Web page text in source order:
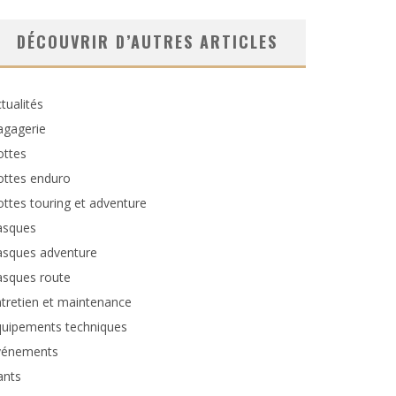
DÉCOUVRIR D’AUTRES ARTICLES
enduro
touring et adventure
adventure
route
et maintenance
techniques